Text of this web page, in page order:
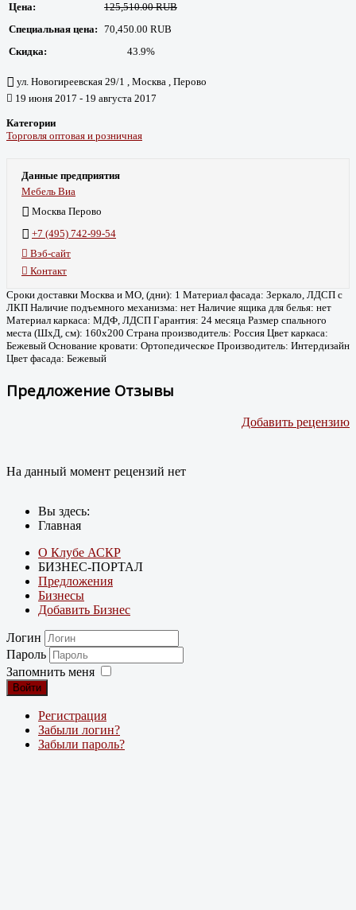
Цена:
125,510.00 RUB
Специальная цена: 70,450.00 RUB
Скидка:
43.9%
ул. Новогиреевская 29/1 , Москва , Перово
19 июня 2017 - 19 августа 2017
Категории
Торговля оптовая и розничная
Данные предприятия
Мебель Виа
Москва Перово
+7 (495) 742-99-54
Вэб-сайт
Контакт
Сроки доставки Москва и МО, (дни): 1 Материал фасада: Зеркало, ЛДСП с
ЛКП Наличие подъемного механизма: нет Наличие ящика для белья: нет
Материал каркаса: МДФ, ЛДСП Гарантия: 24 месяца Размер спального
места (ШхД, см): 160х200 Страна производитель: Россия Цвет каркаса:
Бежевый Основание кровати: Ортопедическое Производитель: Интердизайн
Цвет фасада: Бежевый
Предложение Отзывы
Добавить рецензию
На данный момент рецензий нет
Вы здесь:
Главная
О Клубе АСКР
БИЗНЕС-ПОРТАЛ
Предложения
Бизнесы
Добавить Бизнес
Логин
Пароль
Запомнить меня
Войти
Регистрация
Забыли логин?
Забыли пароль?